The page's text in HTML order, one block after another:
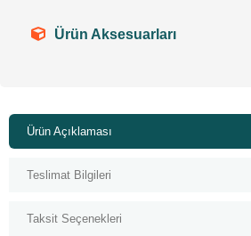
Ürün Aksesuarları
Ürün Açıklaması
Teslimat Bilgileri
Taksit Seçenekleri